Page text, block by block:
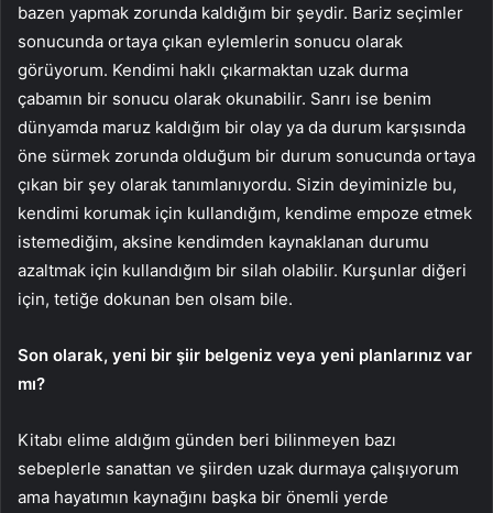
bazen yapmak zorunda kaldığım bir şeydir. Bariz seçimler
sonucunda ortaya çıkan eylemlerin sonucu olarak
görüyorum. Kendimi haklı çıkarmaktan uzak durma
çabamın bir sonucu olarak okunabilir. Sanrı ise benim
dünyamda maruz kaldığım bir olay ya da durum karşısında
öne sürmek zorunda olduğum bir durum sonucunda ortaya
çıkan bir şey olarak tanımlanıyordu. Sizin deyiminizle bu,
kendimi korumak için kullandığım, kendime empoze etmek
istemediğim, aksine kendimden kaynaklanan durumu
azaltmak için kullandığım bir silah olabilir. Kurşunlar diğeri
için, tetiğe dokunan ben olsam bile.
Son olarak, yeni bir şiir belgeniz veya yeni planlarınız var
mı?
Kitabı elime aldığım günden beri bilinmeyen bazı
sebeplerle sanattan ve şiirden uzak durmaya çalışıyorum
ama hayatımın kaynağını başka bir önemli yerde